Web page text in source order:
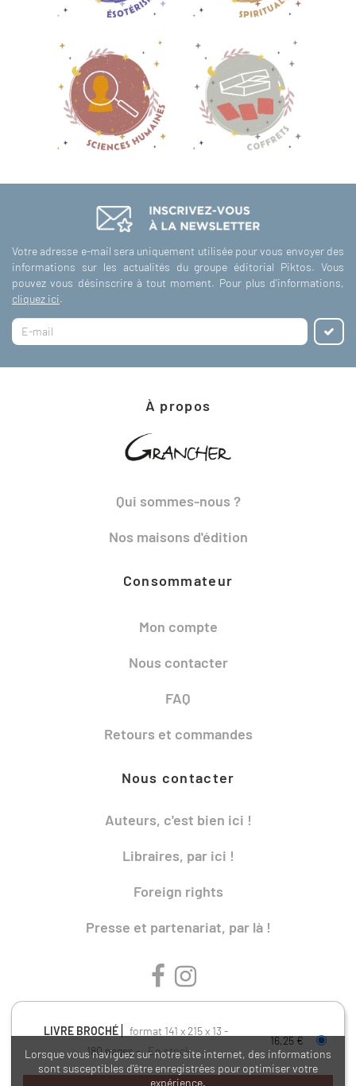
Lorsque vous naviguez sur notre site internet, des informations
sont susceptibles d'être enregistrées pour optimiser votre
expérience.
LIVRE BROCHÉ
format 141 x 215 x 13
180 pages
En stock
16,25 €
Votre adresse e-mail sera uniquement utilisée pour vous envoyer des
informations sur les actualités du groupe éditorial Piktos. Vous
pouvez vous désinscrire à tout moment. Pour plus d'informations,
cliquez ici.
À propos
Qui sommes-nous ?
Nos maisons d'édition
Consommateur
Mon compte
Nous contacter
FAQ
Retours et commandes
Nous contacter
Auteurs, c'est bien ici !
Libraires, par ici !
Foreign rights
Presse et partenariat, par là !
Charte de référencement
Charte de données personnelles